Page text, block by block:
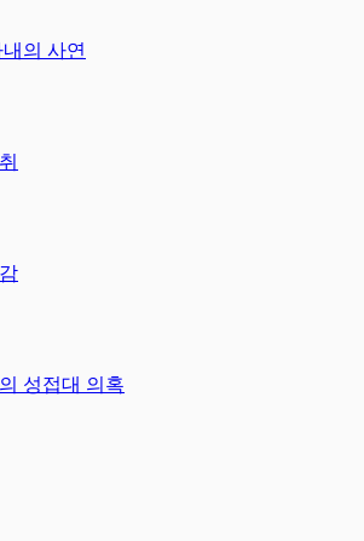
의 사연
성접대 의혹